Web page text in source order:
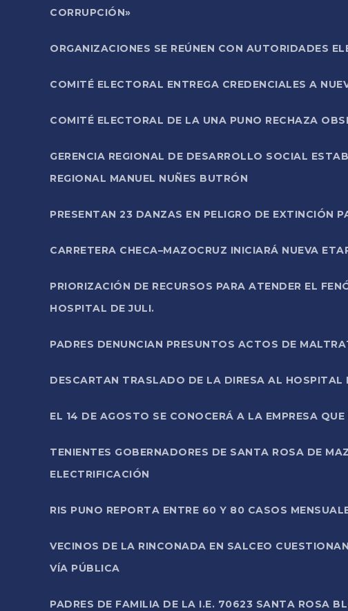
CORRUPCIÓN»
ORGANIZACIONES SE REÚNEN CON AUTORIDADES
COMITÉ ELECTORAL ENTREGA CREDENCIALES A
COMITÉ ELECTORAL DE LA UNA PUNO RECHAZA
GERENCIA REGIONAL DE DESARROLLO SOCIAL
REGIONAL MANUEL NUÑES BUTRÓN
PRESENTAN 23 DANZAS EN PELIGRO DE EXTINCIÓN
CARRETERA CHECA–MAZOCRUZ INICIARÁ NUEVA
PRIORIZACIÓN DE RECURSOS PARA ATENDER EL
HOSPITAL DE JULI.
PADRES DENUNCIAN PRESUNTOS ACTOS DE
DESCARTAN TRASLADO DE LA DIRESA AL HOSPITAL
EL 14 DE AGOSTO SE CONOCERÁ A LA EMPRESA
TENIENTES GOBERNADORES DE SANTA ROSA DE
ELECTRIFICACIÓN
RIS PUNO REPORTA ENTRE 60 Y 80 CASOS
VECINOS DE LA RINCONADA EN SALCEO
VÍA PÚBLICA
PADRES DE FAMILIA DE LA I.E. 70623 SANTA ROSA